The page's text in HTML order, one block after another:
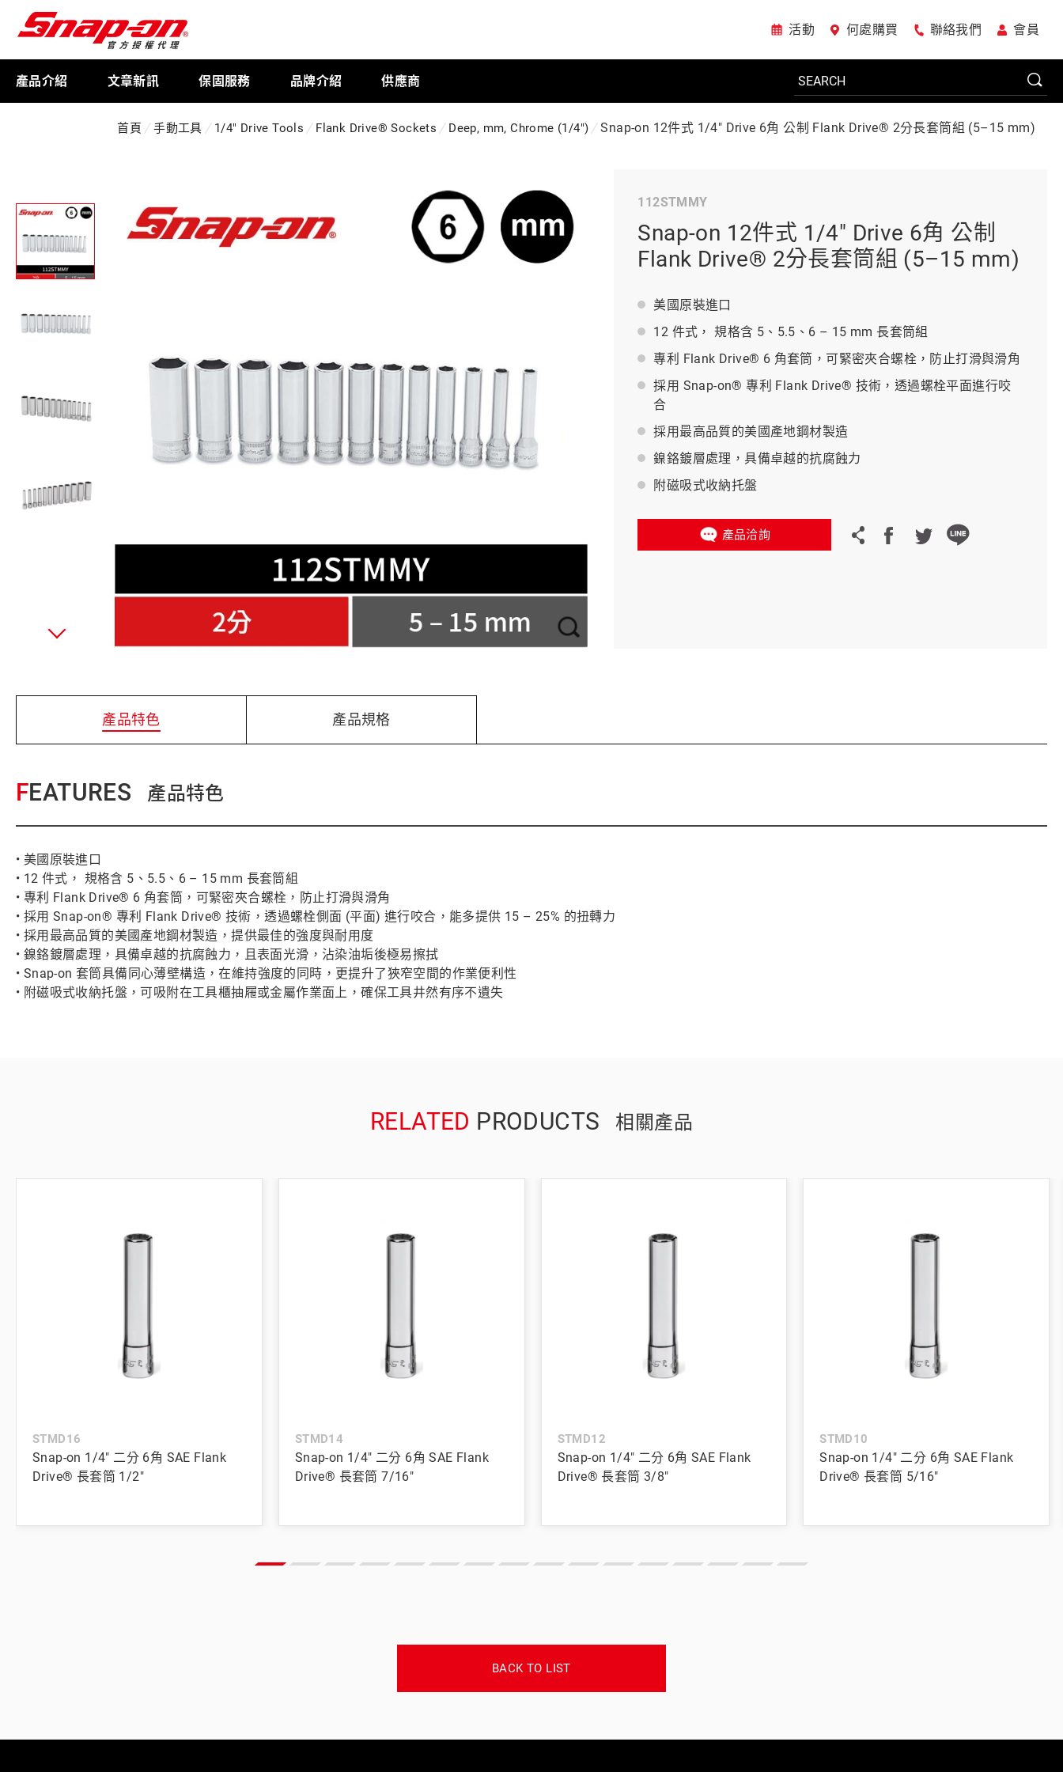
活動 何處購買 聯絡我們 會員
產品介紹
扭力扳手 科技商店
車廠專用工具
美國JohnBean設備
BAHCO 瑞典魚牌
文章新訊 保固服務 品牌介紹 供應商
首頁 手動工具 1/4" Drive Tools Flank Drive® Sockets Deep, mm, Chrome (1/4") Snap-on 12件式 1/4" Drive 6角 公制 Flank Drive® 2分長套筒組 (5–15 mm)
112STMMY
Snap-on 12件式 1/4" Drive 6角 公制
Flank Drive® 2分長套筒組 (5–15 mm)
美國原裝進口
12 件式， 規格含 5、5.5、6 – 15 mm 長套筒組
專利 Flank Drive® 6 角套筒，可緊密夾合螺栓，防止打滑與滑角
採用 Snap-on® 專利 Flank Drive® 技術，透過螺栓平面進行咬
合
採用最高品質的美國產地鋼材製造
鎳鉻鍍層處理，具備卓越的抗腐蝕力
附磁吸式收納托盤
產品洽詢
產品特色 產品規格
FEATURES 產品特色
• 美國原裝進口
• 12 件式， 規格含 5、5.5、6 – 15 mm 長套筒組
• 專利 Flank Drive® 6 角套筒，可緊密夾合螺栓，防止打滑與滑角
• 採用 Snap-on® 專利 Flank Drive® 技術，透過螺栓側面 (平面) 進行咬合，能多提供 15 – 25% 的扭轉力
• 採用最高品質的美國產地鋼材製造，提供最佳的強度與耐用度
• 鎳鉻鍍層處理，具備卓越的抗腐蝕力，且表面光滑，沾染油垢後極易擦拭
• Snap-on 套筒具備同心薄壁構造，在維持強度的同時，更提升了狹窄空間的作業便利性
• 附磁吸式收納托盤，可吸附在工具櫃抽屜或金屬作業面上，確保工具井然有序不遺失
RELATED PRODUCTS 相關產品
STMD16
Snap-on 1/4" 二分 6角 SAE Flank
Drive® 長套筒 1/2"
STMD14
Snap-on 1/4" 二分 6角 SAE Flank
Drive® 長套筒 7/16"
STMD12
Snap-on 1/4" 二分 6角 SAE Flank
Drive® 長套筒 3/8"
STMD10
Snap-on 1/4" 二分 6角 SAE Flank
Drive® 長套筒 5/16"
BACK TO LIST